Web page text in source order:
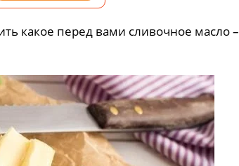
какое перед вами сливочное масло –